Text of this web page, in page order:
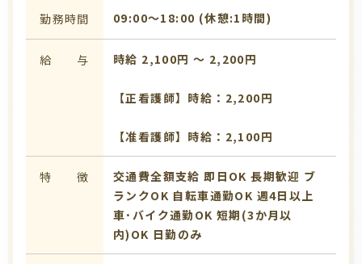
勤務時間 09:00〜18:00 (休憩:1時間)
給 与 時給 2,100円 〜 2,200円
【正看護師】時給：2,200円
【准看護師】時給：2,100円
特 徴 交通費全額支給 即日OK 長期歓迎 ブ
ランクOK 自転車通勤OK 週4日以上
車･バイク通勤OK 短期(3か月以
内)OK 日勤のみ